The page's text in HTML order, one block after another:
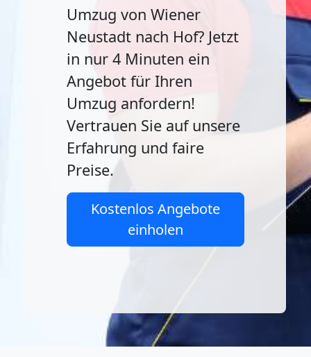
Umzug von Wiener
Neustadt nach Hof? Jetzt
in nur 4 Minuten ein
Angebot für Ihren
Umzug anfordern!
Vertrauen Sie auf unsere
Erfahrung und faire
Preise.
Kostenlos Angebote
einholen